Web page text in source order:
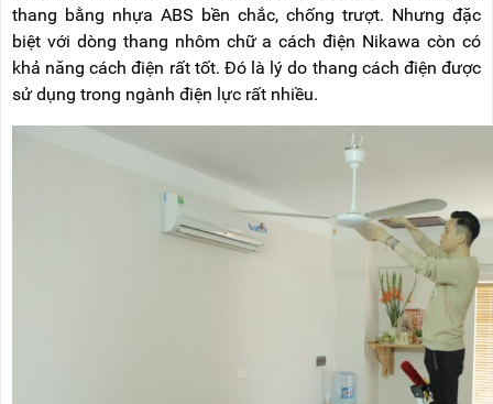
thang bằng nhựa ABS bền chắc, chống trượt. Nhưng đặc
biệt với dòng thang nhôm chữ a cách điện Nikawa còn có
khả năng cách điện rất tốt. Đó là lý do thang cách điện được
sử dụng trong ngành điện lực rất nhiều.